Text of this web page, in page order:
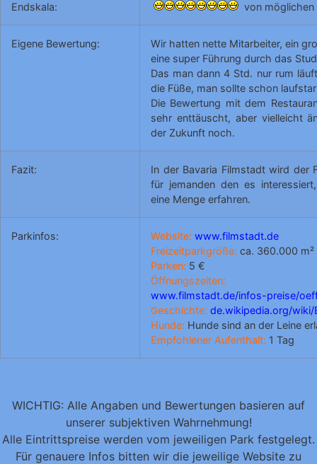
Endskala: von möglichen
Eigene Bewertung:
Wir hatten nette Mitarbeiter, ein
eine super Führung durch das
Das man dann 4 Std. nur rum
die Füße, man sollte schon
Die Bewertung mit dem
sehr enttäuscht, aber vielleicht
der Zukunft noch.
Fazit:
In der Bavaria Filmstadt wird der
für jemanden den es
eine Menge erfahren.
Parkinfos: Website: www.filmstadt.de
Freizeitparkgröße: ca. 360.000 m²
Parken: 5 €
Öffnungszeiten:
www.filmstadt.de/infos-preise/
Geschichte: de.wikipedia.org/wiki/
Hunde: Hunde sind an der Leine
Empfohlener Aufenthalt: 1 Tag
WICHTIG: Alle Angaben und Bewertungen basieren auf
unserer subjektiven Wahrnehmung!
Alle Eintrittspreise werden vom jeweiligen Park festgelegt.
Für genauere Infos bitten wir die jeweilige Website zu